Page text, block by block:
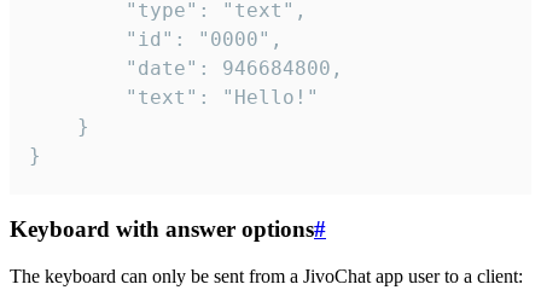
}
Keyboard with answer options#
The keyboard can only be sent from a JivoChat app user to a client: